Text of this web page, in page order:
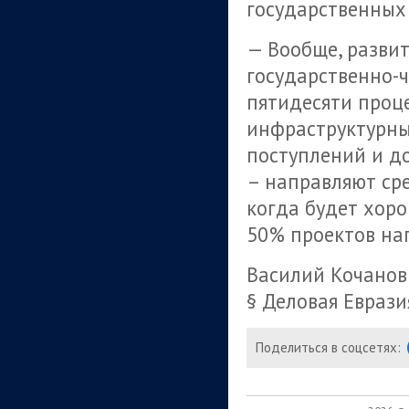
— Вообще,
пятидесяти
поступлений и
– направляют
когда будет
50% проектов
Василий Кочанов
§ Деловая
Поделиться в соцсетях: